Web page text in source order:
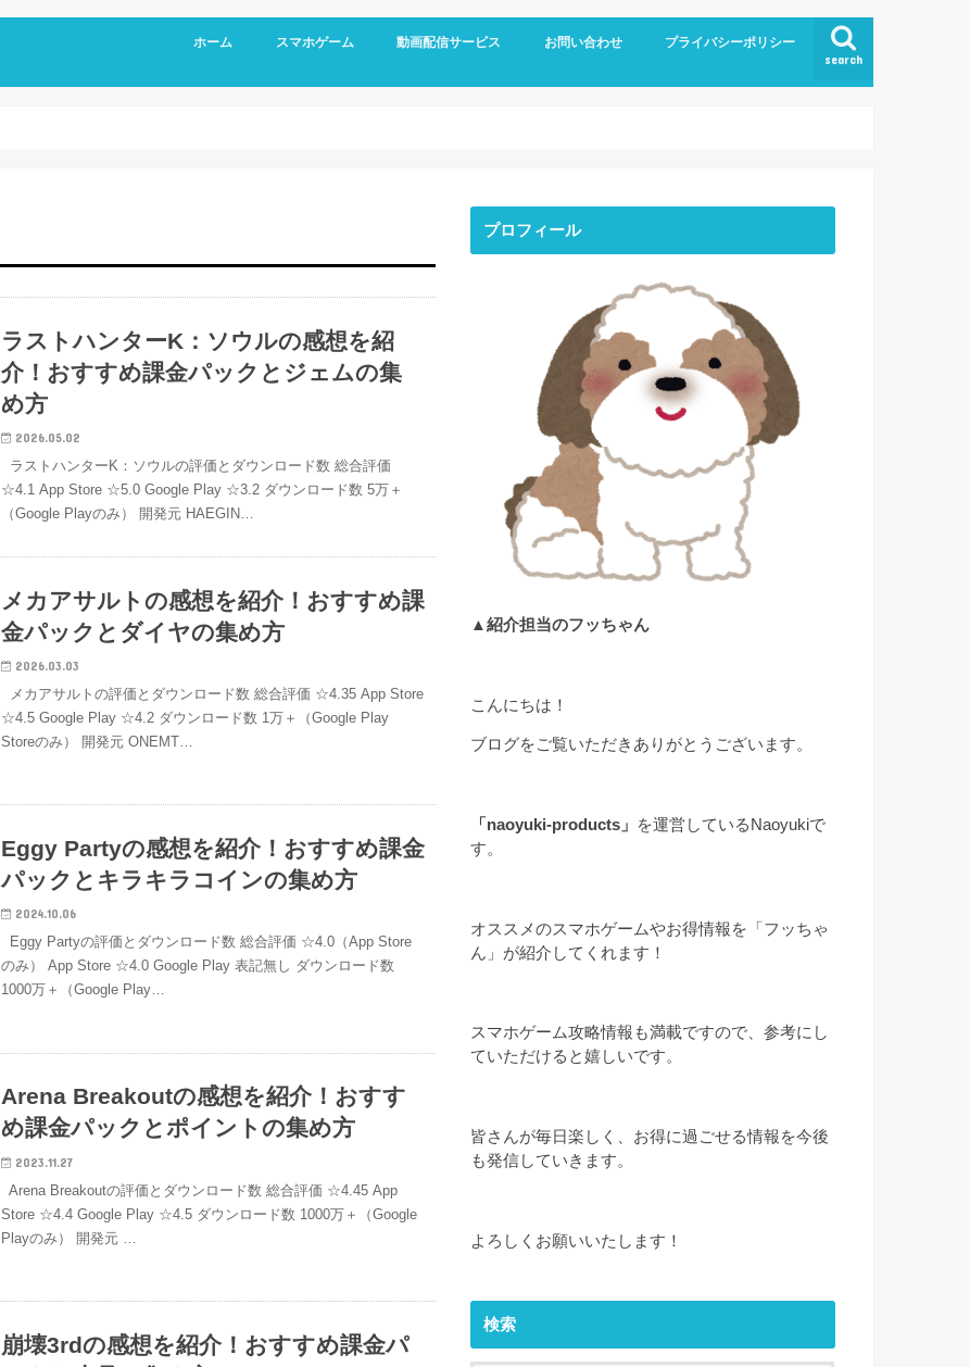
search
ホーム スマホゲーム
RPG
アクション
シミュレーション
パズル
スポーツ
リズムゲーム
動画配信サービス お問い合わせ プライバシーポリシー
ラストハンターK：ソウルの感想を紹
介！おすすめ課金パックとジェムの集
め方
2026.05.02
ラストハンターK：ソウルの評価とダウンロード数 総合評価
☆4.1 App Store ☆5.0 Google Play ☆3.2 ダウンロード数 5万＋
（Google Playのみ） 開発元 HAEGIN…
メカアサルトの感想を紹介！おすすめ課
金パックとダイヤの集め方
2026.03.03
メカアサルトの評価とダウンロード数 総合評価 ☆4.35 App Store
☆4.5 Google Play ☆4.2 ダウンロード数 1万＋（Google Play
Storeのみ） 開発元 ONEMT…
Eggy Partyの感想を紹介！おすすめ課金
パックとキラキラコインの集め方
2024.10.06
Eggy Partyの評価とダウンロード数 総合評価 ☆4.0（App Store
のみ） App Store ☆4.0 Google Play 表記無し ダウンロード数
1000万＋（Google Play…
Arena Breakoutの感想を紹介！おすす
め課金パックとポイントの集め方
2023.11.27
Arena Breakoutの評価とダウンロード数 総合評価 ☆4.45 App
Store ☆4.4 Google Play ☆4.5 ダウンロード数 1000万＋（Google
Playのみ） 開発元 …
崩壊3rdの感想を紹介！おすすめ課金パ
プロフィール
▲紹介担当のフッちゃん
こんにちは！
ブログをご覧いただきありがとうございます。
「naoyuki-products」
を運営しているNaoyukiで
す。
オススメのスマホゲームやお得情報を「フッちゃ
ん」が紹介してくれます！
スマホゲーム攻略情報も満載ですので、参考にし
ていただけると嬉しいです。
皆さんが毎日楽しく、お得に過ごせる情報を今後
も発信していきます。
よろしくお願いいたします！
検索